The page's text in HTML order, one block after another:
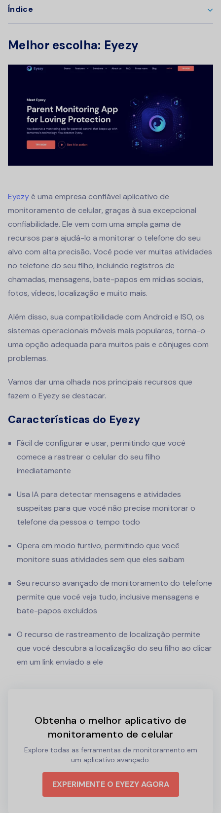
Índice
Melhor escolha: Eyezy
Eyezyé uma empresa confiável aplicativo de
monitoramento de celular, graças à sua excepcional
confiabilidade. Ele vem com uma ampla gama de
recursos para ajudá-lo a monitorar o telefone do seu
alvo com alta precisão. Você pode ver muitas atividades
no telefone do seu filho, incluindo registros de
chamadas, mensagens, bate-papos em mídias sociais,
fotos, vídeos, localização e muito mais.
Além disso, sua compatibilidade com Android e ISO, os
sistemas operacionais móveis mais populares, torna-o
uma opção adequada para muitos pais e cônjuges com
problemas.
Vamos dar uma olhada nos principais recursos que
fazem o Eyezy se destacar.
Características do Eyezy
Fácil de configurar e usar, permitindo que você
comece a rastrear o celular do seu filho
imediatamente
Usa IA para detectar mensagens e atividades
suspeitas para que você não precise monitorar o
telefone da pessoa o tempo todo
Opera em modo furtivo, permitindo que você
monitore suas atividades sem que eles saibam
Seu recurso avançado de monitoramento do telefone
permite que você veja tudo, inclusive mensagens e
bate-papos excluídos
O recurso de rastreamento de localização permite
que você descubra a localização do seu filho ao clicar
em um link enviado a ele
Obtenha o melhor aplicativo de
monitoramento de celular
Explore todas as ferramentas de monitoramento em
um aplicativo avançado.
EXPERIMENTE O EYEZY AGORA